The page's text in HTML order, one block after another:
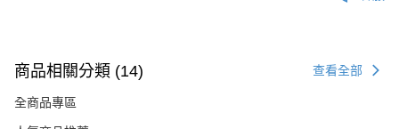
商品相關分類 (14) 查看全部
全商品專區